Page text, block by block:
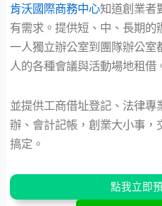
肯沃國際商務中心知道創業者
有需求。提供短、中、長期的
一人獨立辦公室到團隊辦公
人的各種會議與活動場地租借
並提供工商借址登記、法律專
辦、會計記帳，創業大小事，
搞定。
點我立即